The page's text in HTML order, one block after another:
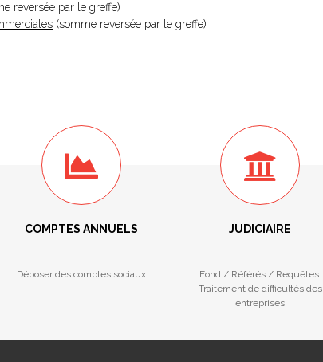
reversée par le greffe)
(somme reversée par le greffe)
COMPTES ANNUELS
Déposer des comptes sociaux
JUDICIAIRE
Fond / Référés / Requêtes.
Traitement de difficultés des
entreprises